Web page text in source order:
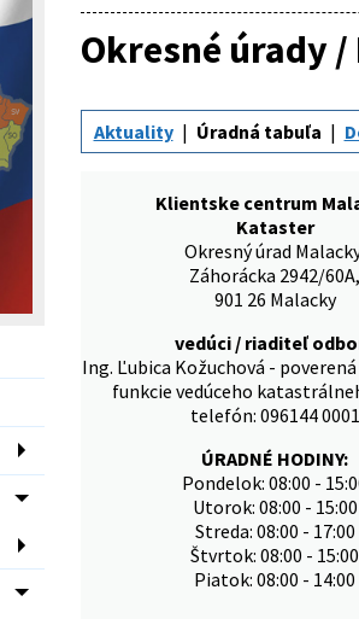
Okresné úrady
Aktuality Úradná tabuľa
Klientske centrum
Kataster
Okresný úrad
Záhorácka 2942/60A,
901 26 Malacky
vedúci / riaditeľ
Ing. Ľubica Kožuchová -
funkcie vedúceho
telefón: 096144 0001
ÚRADNÉ HODINY:
Pondelok: 08:00 -
Utorok: 08:00 - 15:00
Streda: 08:00 - 17:00
Štvrtok: 08:00 - 15:00
Piatok: 08:00 - 14:00